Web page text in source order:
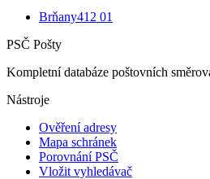
Brňany412 01
PSČ Pošty
Kompletní databáze poštovních
Nástroje
Ověření adresy
Mapa schránek
Porovnání PSČ
Vložit vyhledávač